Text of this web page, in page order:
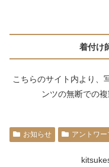
着付け
こちらのサイト内より、
ンツの無断での
お知らせ アントワ